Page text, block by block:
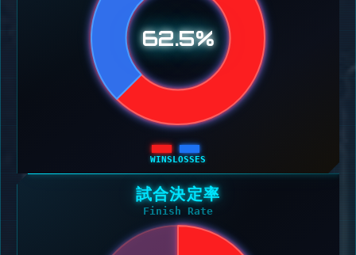
62.5%
WINSLOSSES
試合決定率
Finish Rate